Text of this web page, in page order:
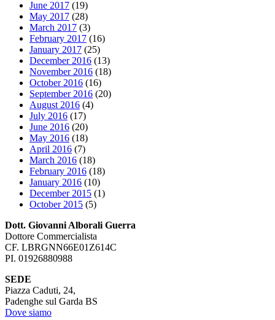
June 2017 (19)
May 2017 (28)
March 2017 (3)
February 2017 (16)
January 2017 (25)
December 2016 (13)
November 2016 (18)
October 2016 (16)
September 2016 (20)
August 2016 (4)
July 2016 (17)
June 2016 (20)
May 2016 (18)
April 2016 (7)
March 2016 (18)
February 2016 (18)
January 2016 (10)
December 2015 (1)
October 2015 (5)
Dott. Giovanni Alborali Guerra
Dottore Commercialista
CF. LBRGNN66E01Z614C
PI. 01926880988
SEDE
Piazza Caduti, 24,
Padenghe sul Garda BS
Dove siamo